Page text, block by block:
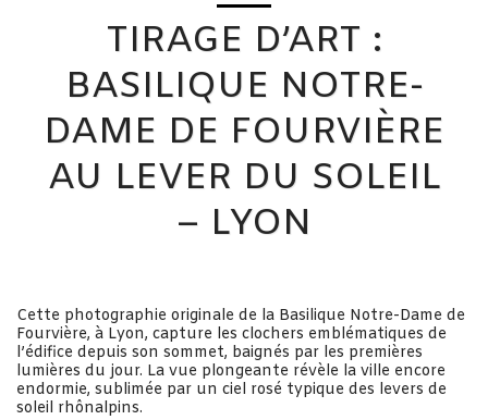
TIRAGE D’ART :
BASILIQUE NOTRE-
DAME DE FOURVIÈRE
AU LEVER DU SOLEIL
– LYON
Cette photographie originale de la Basilique Notre-Dame de
Fourvière, à Lyon, capture les clochers emblématiques de
l’édifice depuis son sommet, baignés par les premières
lumières du jour. La vue plongeante révèle la ville encore
endormie, sublimée par un ciel rosé typique des levers de
soleil rhônalpins.